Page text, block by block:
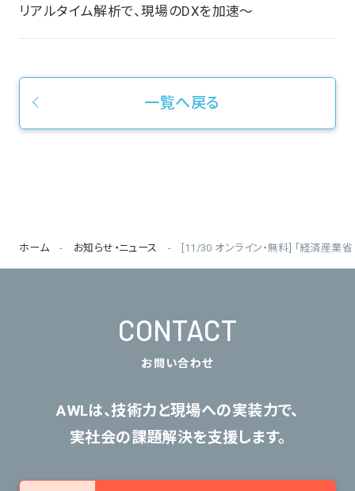
リアルタイム解析で、現場のDXを加速～
一覧へ戻る
ホーム お知らせ・ニュース [11/30 オンライン・無料] 「経済産
CONTACT
お問い合わせ
AWLは、技術力と現場への実装力で、
実社会の課題解決を支援します。